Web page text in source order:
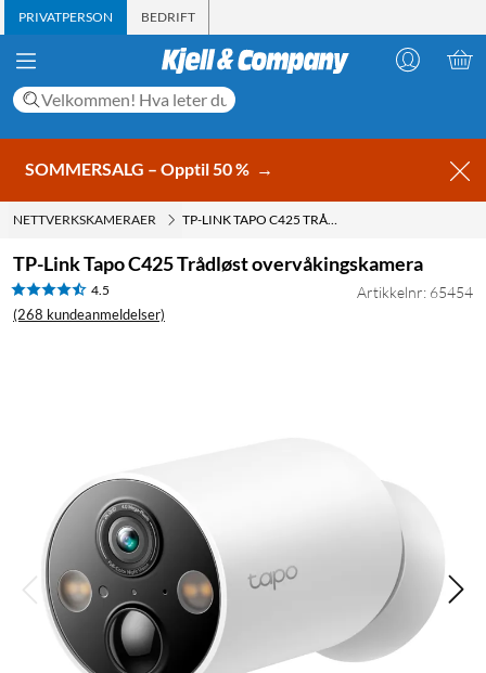
PRIVATPERSON BEDRIFT
SOMMERSALG – Opptil 50 % →
NETTVERKSKAMERAER TP-LINK TAPO C425 TRÅDLØST OVERVÅKINGSKAMERA
TP-Link Tapo C425 Trådløst overvåkingskamera
4.5
(268 kundeanmeldelser)
Artikkelnr: 65454